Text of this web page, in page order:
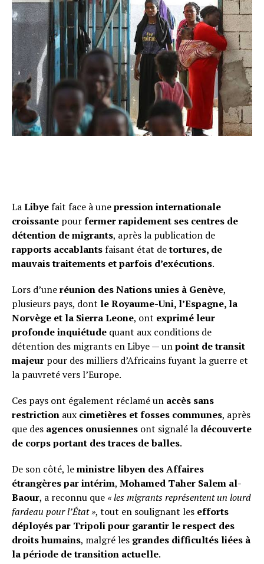
LaLibyefait face à unepression internationale
croissante pourfermer rapidement ses centres de
détention de migrants, après la publication de
rapports accablantsfaisant état detortures, de
mauvais traitements et parfois d’exécutions.
Lors d’uneréunion des Nations unies à Genève,
plusieurs pays, dont le Royaume-Uni, l’Espagne, la
Norvège et la Sierra Leone, ont exprimé leur
profonde inquiétude quant aux conditions de
détention des migrants en Libye — unpoint de transit
majeur pour des milliers d’Africains fuyant la guerre et
la pauvreté vers l’Europe.
Ces pays ont également réclamé un accès sans
restriction aux cimetières et fosses communes, après
que des agences onusiennes ont signalé la découverte
de corps portant des traces de balles.
De son côté, leministre libyen des Affaires
étrangères par intérim, Mohamed Taher Salem al-
Baour, a reconnu que « les migrants représentent un lourd
fardeau pour l’État », tout en soulignant les efforts
déployés par Tripoli pour garantir le respect des
droits humains, malgré les grandes difficultés liées à
la période de transition actuelle.